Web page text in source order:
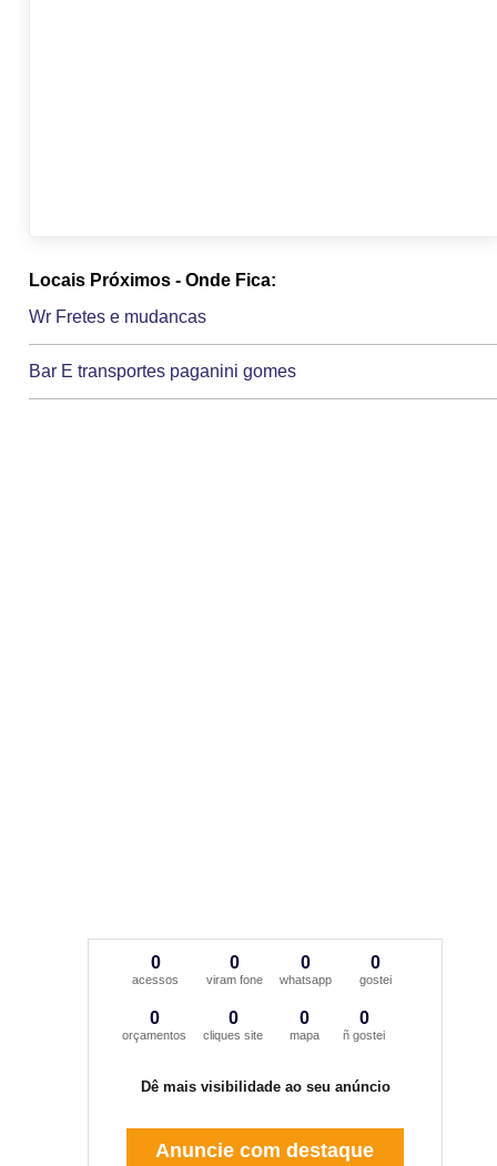
Locais Próximos - Onde Fica:
Wr Fretes e mudancas
Bar E transportes paganini gomes
0
acessos
0
viram fone
0
whatsapp
0
gostei
0
orçamentos
0
cliques site
0
mapa
0
ñ gostei
Dê mais visibilidade ao seu anúncio
Anuncie com destaque